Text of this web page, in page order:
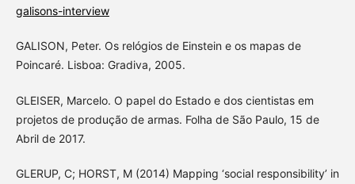
galisons-interview
GALISON, Peter. Os relógios de Einstein e os mapas de
Poincaré. Lisboa: Gradiva, 2005.
GLEISER, Marcelo. O papel do Estado e dos cientistas em
projetos de produção de armas. Folha de São Paulo, 15 de
Abril de 2017.
GLERUP, C; HORST, M (2014) Mapping ‘social responsibility’ in